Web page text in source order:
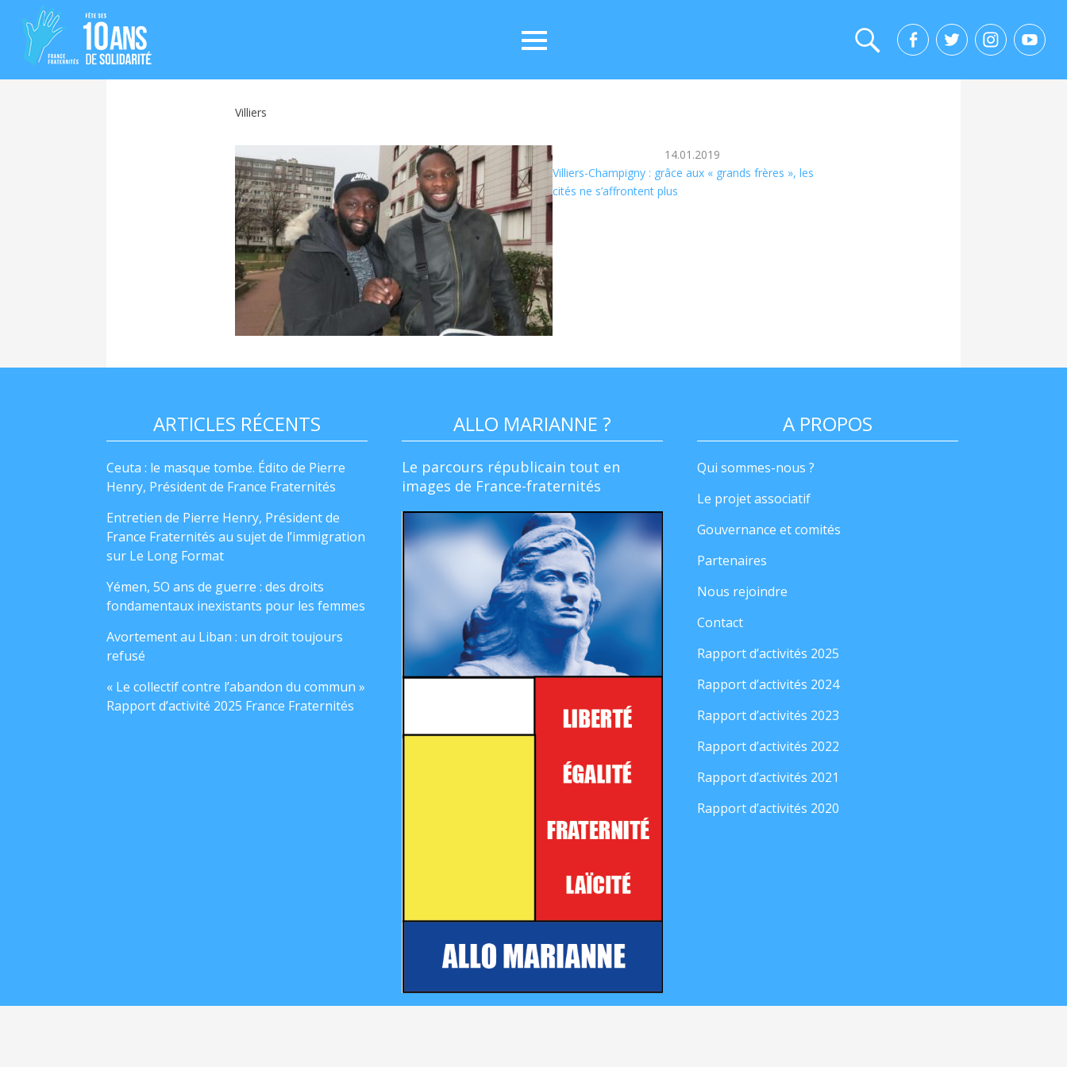
Villiers
14.01.2019
Villiers-Champigny : grâce aux « grands frères », les
cités ne s’affrontent plus
ARTICLES RÉCENTS
Ceuta : le masque tombe. Édito de Pierre
Henry, Président de France Fraternités
Entretien de Pierre Henry, Président de
France Fraternités au sujet de l’immigration
sur Le Long Format
Yémen, 5O ans de guerre : des droits
fondamentaux inexistants pour les femmes
Avortement au Liban : un droit toujours
refusé
« Le collectif contre l’abandon du commun »
Rapport d’activité 2025 France Fraternités
ALLO MARIANNE ?
Le parcours républicain tout en
images de France-fraternités
A PROPOS
Qui sommes-nous ?
Le projet associatif
Gouvernance et comités
Partenaires
Nous rejoindre
Contact
Rapport d’activités 2025
Rapport d’activités 2024
Rapport d’activités 2023
Rapport d’activités 2022
Rapport d’activités 2021
Rapport d’activités 2020